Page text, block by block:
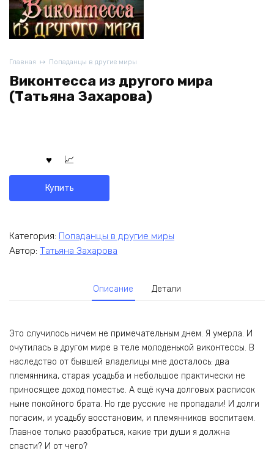
Главная Попаданцы в другие миры
Виконтесса из другого мира
(Татьяна Захарова)
Купить
Категория: Попаданцы в другие миры
Автор: Татьяна Захарова
Описание Детали
Это случилось ничем не примечательным днем. Я умерла. И
очутилась в другом мире в теле молоденькой виконтессы. В
наследство от бывшей владелицы мне досталось: два
племянника, старая усадьба и небольшое практически не
приносящее доход поместье. А ещё куча долговых расписок
ныне покойного брата. Но где русские не пропадали! И долги
погасим, и усадьбу восстановим, и племянников воспитаем.
Главное только разобраться, какие три души я должна
спасти? И от чего?